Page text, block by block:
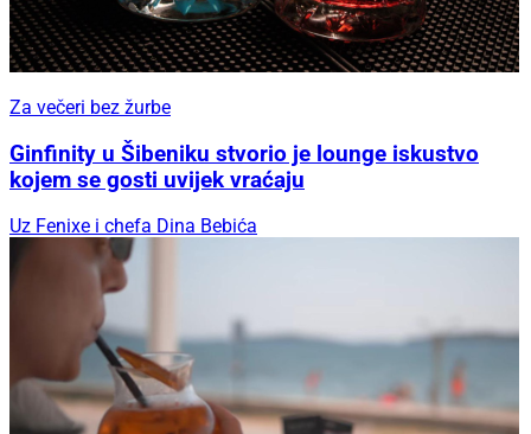
Za večeri bez žurbe
Ginfinity u Šibeniku stvorio je lounge iskustvo
kojem se gosti uvijek vraćaju
Uz Fenixe i chefa Dina Bebića